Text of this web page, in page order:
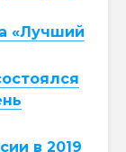
«Лучший
в 2019